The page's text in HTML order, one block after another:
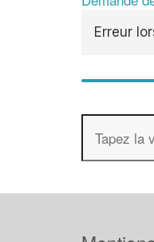
Erreur